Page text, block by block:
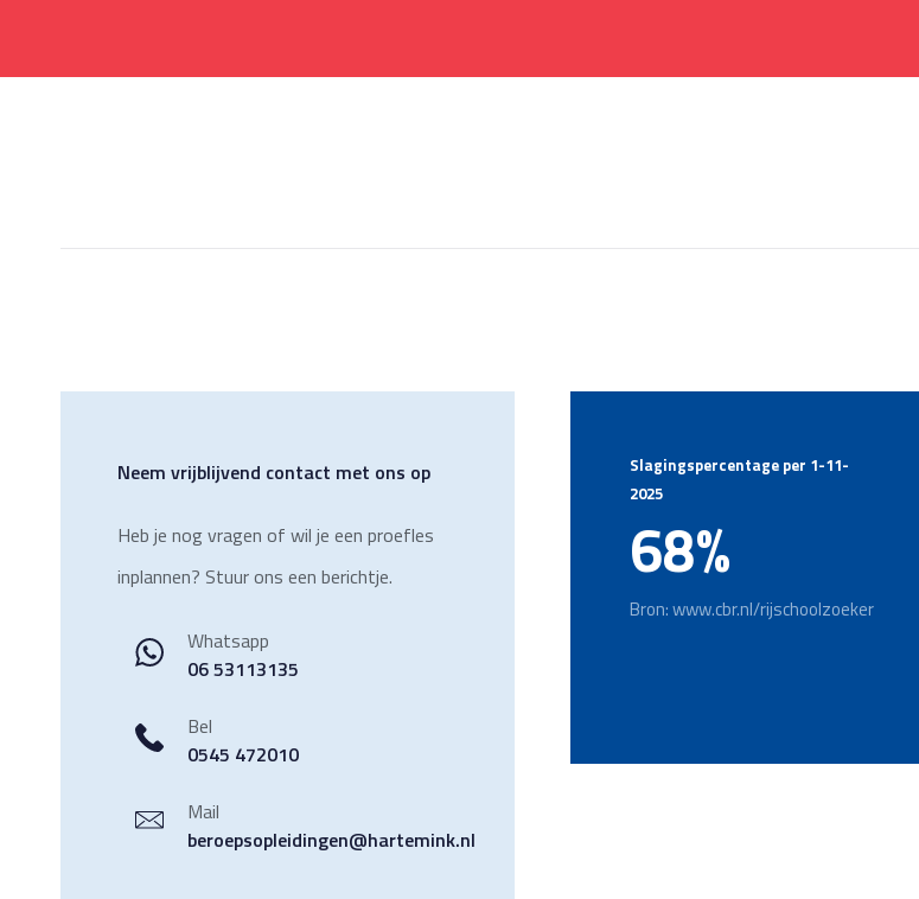
Neem vrijblijvend contact met ons op
Heb je nog vragen of wil je een proefles
inplannen? Stuur ons een berichtje.
Whatsapp
06 53113135
Bel
0545 472010
Mail
beroepsopleidingen@hartemink.nl
Slagingspercentage per 1-11-
2025
68%
Bron: www.cbr.nl/rijschoolzoeker